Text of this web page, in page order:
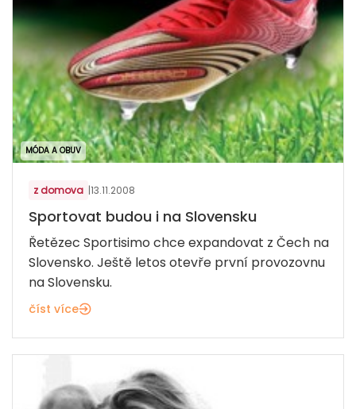
MÓDA A OBUV
z domova |13.11.2008
Sportovat budou i na Slovensku
Řetězec Sportisimo chce expandovat z Čech na
Slovensko. Ještě letos otevře první provozovnu
na Slovensku.
číst více